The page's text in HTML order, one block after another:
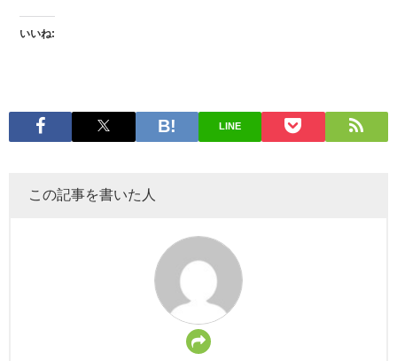
いいね:
LINE
この記事を書いた人